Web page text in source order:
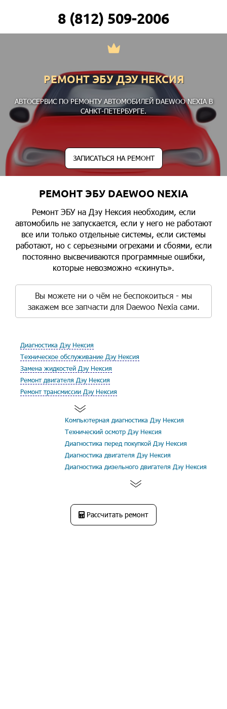
8 (812) 509-2006
РЕМОНТ ЭБУ ДЭУ НЕКСИЯ
АВТОСЕРВИС ПО РЕМОНТУ АВТОМОБИЛЕЙ DAEWOO NEXIA В
САНКТ-ПЕТЕРБУРГЕ.
ЗАПИСАТЬСЯ НА РЕМОНТ
РЕМОНТ ЭБУ DAEWOO NEXIA
Ремонт ЭБУ на Дэу Нексия необходим, если
автомобиль не запускается, если у него не работают
все или только отдельные системы, если системы
работают, но с серьезными огрехами и сбоями, если
постоянно высвечиваются программные ошибки,
которые невозможно «скинуть».
Вы можете ни о чём не беспокоиться - мы
закажем все запчасти для Daewoo Nexia сами.
Диагностика Дэу Нексия
Техническое обслуживание Дэу Нексия
Замена жидкостей Дэу Нексия
Ремонт двигателя Дэу Нексия
Ремонт трансмиссии Дэу Нексия
Компьютерная диагностика Дэу Нексия
Технический осмотр Дэу Нексия
Диагностика перед покупкой Дэу Нексия
Диагностика двигателя Дэу Нексия
Диагностика дизельного двигателя Дэу Нексия
Рассчитать ремонт